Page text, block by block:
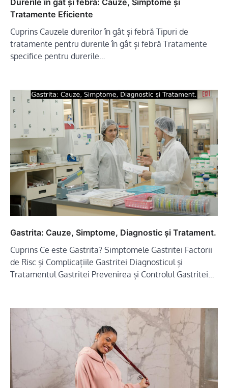
Durerile în gât și febră: Cauze, Simptome și
Tratamente Eficiente
Cuprins Cauzele durerilor în gât și febră Tipuri de
tratamente pentru durerile în gât și febră Tratamente
specifice pentru durerile…
Gastrita: Cauze, Simptome, Diagnostic și Tratament.
Cuprins Ce este Gastrita? Simptomele Gastritei Factorii
de Risc și Complicațiile Gastritei Diagnosticul și
Tratamentul Gastritei Prevenirea și Controlul Gastritei…